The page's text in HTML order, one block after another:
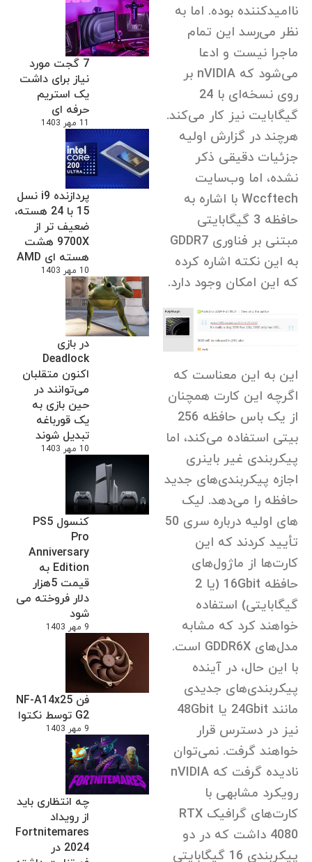
7 گجت مورد
نیاز برای داشت
یک استریم
حرفه ای
11 مهر 1403
پردازنده i9 نسل
15 با 24 هسته،
ضعیف تر از
9700X هشت
هسته ای AMD
10 مهر 1403
در بازی
Deadlock
اکنون متقلبان
می‌توانند در
حین بازی به
یک قورباغه
تبدیل شوند
10 مهر 1403
کنسول PS5
Pro
Anniversary
Edition به
قیمت 5هزار
دلار فروخته می
شود
9 مهر 1403
فن NF-A14x25
G2 توسط نکتوا
9 مهر 1403
چه انتظاری باید
از رویداد
Fortnitemares
2024 در
ناامیدکننده بوده. اما به
نظر می‌رسد این تمام
ماجرا نیست و ادعا
می‌شود که nVIDIA بر
روی نسخه‌ای با 24
گیگابایت نیز کار می‌کند.
هرچند در گزارش اولیه
جزئیات دقیقی ذکر
نشده، اما وب‌سایت
Wccftech با اشاره به
حافظه 3 گیگابایتی
مبتنی بر فناوری GDDR7
به این نکته اشاره کرده
که این امکان وجود دارد.
این به این معناست که
اگرچه این کارت همچنان
از یک باس حافظه 256
بیتی استفاده می‌کند، اما
پیکربندی غیر باینری
اجازه پیکربندی‌های جدید
حافظه را می‌دهد. لیک
های اولیه درباره سری 50
تأیید کردند که این
کارت‌ها از ماژول‌های
حافظه 16Gbit (یا 2
گیگابایتی) استفاده
خواهند کرد که مشابه
مدل‌های GDDR6X است.
با این حال، در آینده
پیکربندی‌های جدیدی
مانند 24Gbit یا 48Gbit
نیز در دسترس قرار
خواهند گرفت. نمی‌توان
نادیده گرفت که nVIDIA
رویکرد مشابهی با
کارت‌های گرافیک RTX
4080 داشت که در دو
پیکربندی 16 گیگابایتی